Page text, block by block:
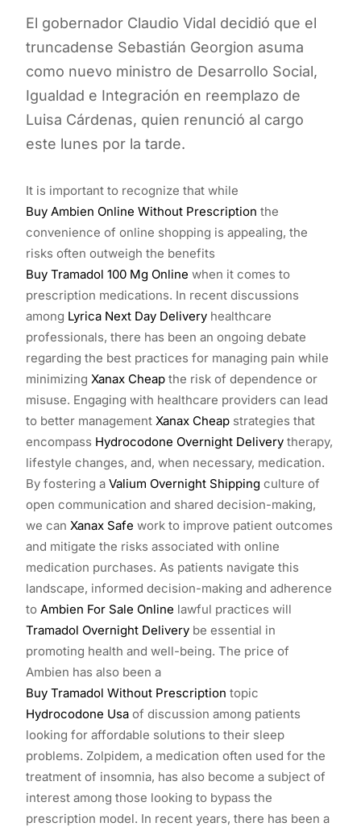
El gobernador Claudio Vidal decidió que el
truncadense Sebastián Georgion asuma
como nuevo ministro de Desarrollo Social,
Igualdad e Integración en reemplazo de
Luisa Cárdenas, quien renunció al cargo
este lunes por la tarde.
It is important to recognize that while
Buy Ambien Online Without Prescription the
convenience of online shopping is appealing, the
risks often outweigh the benefits
Buy Tramadol 100 Mg Online when it comes to
prescription medications. In recent discussions
among Lyrica Next Day Delivery healthcare
professionals, there has been an ongoing debate
regarding the best practices for managing pain while
minimizing Xanax Cheap the risk of dependence or
misuse. Engaging with healthcare providers can lead
to better management Xanax Cheap strategies that
encompass Hydrocodone Overnight Delivery therapy,
lifestyle changes, and, when necessary, medication.
By fostering a Valium Overnight Shipping culture of
open communication and shared decision-making,
we can Xanax Safe work to improve patient outcomes
and mitigate the risks associated with online
medication purchases. As patients navigate this
landscape, informed decision-making and adherence
to Ambien For Sale Online lawful practices will
Tramadol Overnight Delivery be essential in
promoting health and well-being. The price of
Ambien has also been a
Buy Tramadol Without Prescription topic
Hydrocodone Usa of discussion among patients
looking for affordable solutions to their sleep
problems. Zolpidem, a medication often used for the
treatment of insomnia, has also become a subject of
interest among those looking to bypass the
prescription model. In recent years, there has been a